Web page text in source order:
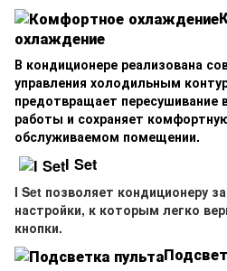
охлаждение
В кондиционере реализована
управления холодильным
предотвращает пересушивание
работы и сохраняет
обслуживаемом помещении.
I Set
I Set позволяет кондиционеру
настройки, к которым легко
кнопки.